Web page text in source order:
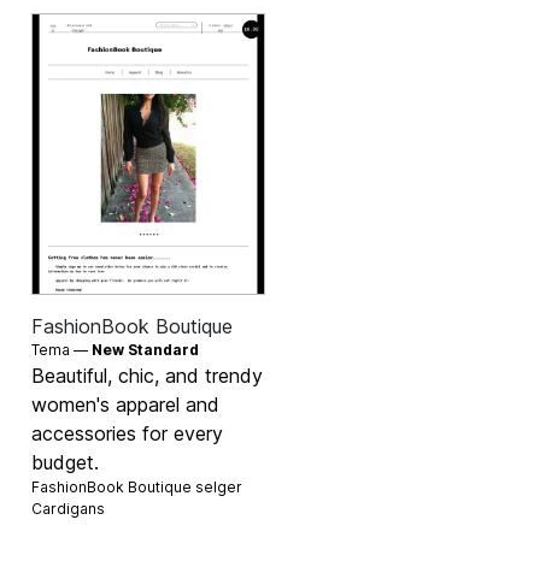
FashionBook Boutique
Tema — New Standard
Beautiful, chic, and trendy
women's apparel and
accessories for every
budget.
FashionBook Boutique selger
Cardigans